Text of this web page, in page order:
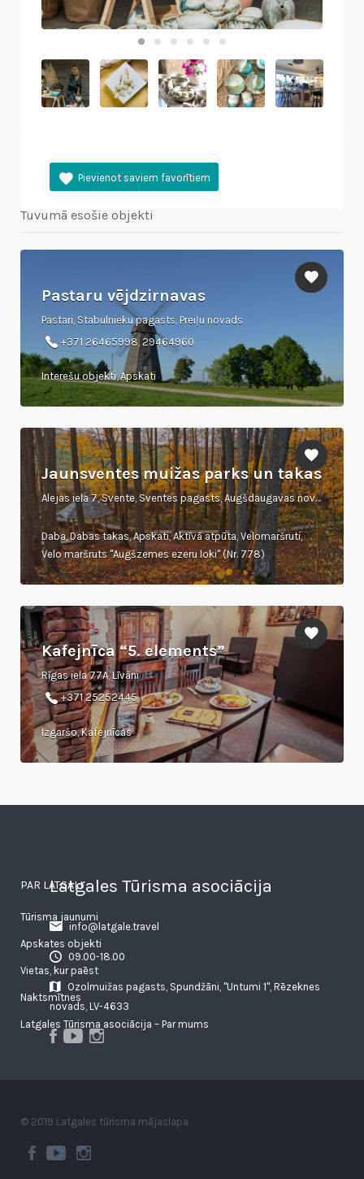
Tuvumā esošie objekti
Pastaru vējdzirnavas
Pastari, Stabulnieku pagasts, Preiļu novads
+371 26465998, 29464960
Interešu objekti, Apskati
Jaunsventes muižas parks un takas
Alejas iela 7, Svente, Sventes pagasts, Augšdaugavas novads
Daba, Dabas takas, Apskati, Aktīvā atpūta, Velomaršruti,
Velo maršruts "Augšzemes ezeru loki" (Nr. 778)
Kafejnīca “5. elements”
Rīgas iela 77A, Līvāni
+371 25252445
Izgaršo, Kafejnīcas
Latgales Tūrisma asociācija
info@latgale.travel
09.00-18.00
Ozolmuižas pagasts, Spundžāni, "Untumi 1", Rēzeknes
novads, LV-4633
PAR LATGALI
Tūrisma jaunumi
Apskates objekti
Vietas, kur paēst
Naktsmītnes
Latgales Tūrisma asociācija – Par mums
© 2019 Latgales tūrisma mājaslapa